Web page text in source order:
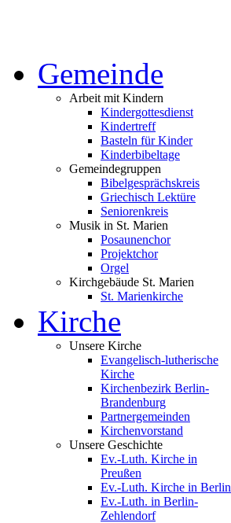
Gemeinde
Arbeit mit Kindern
Kindergottesdienst
Kindertreff
Basteln für Kinder
Kinderbibeltage
Gemeindegruppen
Bibelgesprächskreis
Griechisch Lektüre
Seniorenkreis
Musik in St. Marien
Posaunenchor
Projektchor
Orgel
Kirchgebäude St. Marien
St. Marienkirche
Kirche
Unsere Kirche
Evangelisch-lutherische
Kirche
Kirchenbezirk Berlin-
Brandenburg
Partnergemeinden
Kirchenvorstand
Unsere Geschichte
Ev.-Luth. Kirche in
Preußen
Ev.-Luth. Kirche in Berlin
Ev.-Luth. in Berlin-
Zehlendorf